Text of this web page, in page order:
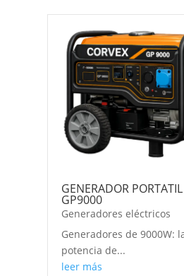
GENERADOR
GP9000
Generadores eléctricos
Generadores de 9000W:
potencia de...
leer más